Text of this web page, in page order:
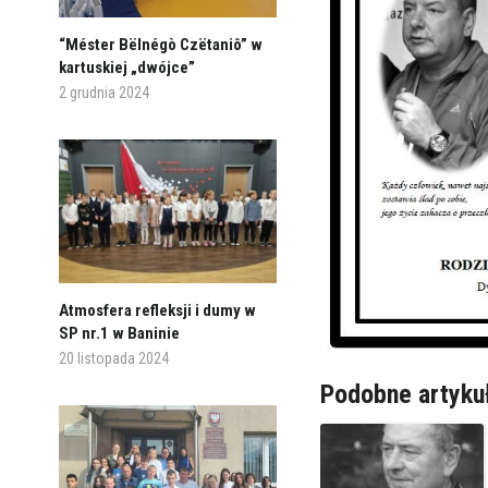
“Méster Bëlnégò Czëtaniô” w
kartuskiej „dwójce”
2 grudnia 2024
Atmosfera refleksji i dumy w
SP nr.1 w Baninie
20 listopada 2024
Podobne